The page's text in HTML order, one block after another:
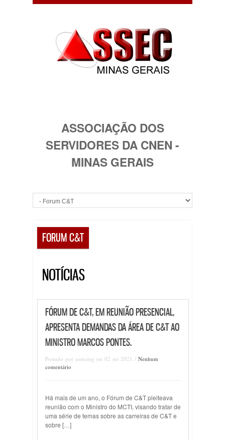
ASSOCIAÇÃO DOS
SERVIDORES DA CNEN -
MINAS GERAIS
FORUM C&T
NOTÍCIAS
FÓRUM DE C&T, EM REUNIÃO PRESENCIAL,
APRESENTA DEMANDAS DA ÁREA DE C&T AO
MINISTRO MARCOS PONTES.
Postado por assecmg on 02 set 2021 / Nenhum
comentário
Há mais de um ano, o Fórum de C&T pleiteava
reunião com o Ministro do MCTI, visando tratar de
uma série de temas sobre as carreiras de C&T e
sobre […]